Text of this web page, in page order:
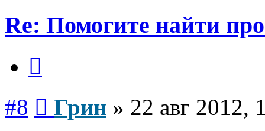
Re: Помогите найти
#8 Грин » 22 авг 2012,